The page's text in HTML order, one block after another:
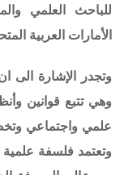
للباحث العلمي
الأمارات العربية
وتجدر الإشارة الى
وهي تتبع قوانين
علمي واجتماعي
وتعتمد فلسفة علمية